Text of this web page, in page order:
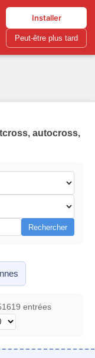
Installer
Peut-être plus tard
autocross,
Rechercher
entrées